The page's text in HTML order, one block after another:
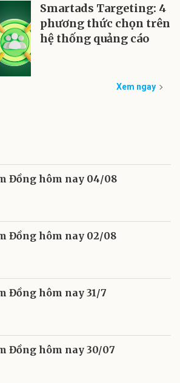
Smartads Targeting: 4
phương thức chọn trên
hệ thống quảng cáo
Xem ngay
Đồng hôm nay 04/08
Đồng hôm nay 02/08
Đồng hôm nay 31/7
Đồng hôm nay 30/07